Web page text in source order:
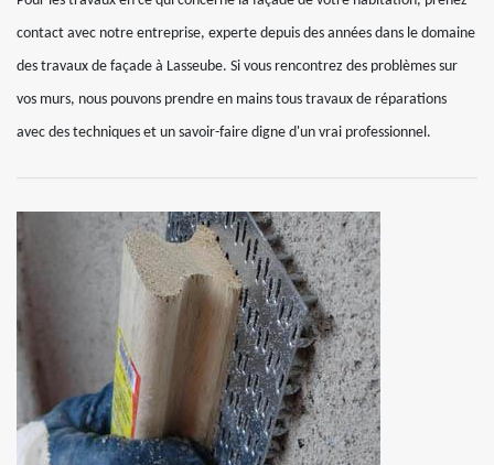
contact avec notre entreprise, experte depuis des années dans le domaine
des travaux de façade à Lasseube. Si vous rencontrez des problèmes sur
vos murs, nous pouvons prendre en mains tous travaux de réparations
avec des techniques et un savoir-faire digne d'un vrai professionnel.